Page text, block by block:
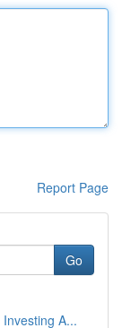
Report Page
Go
A...